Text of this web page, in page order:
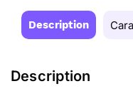
Description
Description